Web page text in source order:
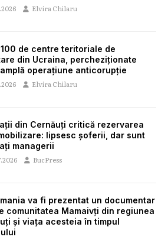
Elvira Chilaru
100 de centre teritoriale de
din Ucraina, percheziționate
operațiune anticorupție
Elvira Chilaru
din Cernăuți critică rezervarea
lipsesc șoferii, dar sunt
managerii
BucPress
va fi prezentat un documentar
comunitatea Mamaivți din regiunea
și viața acesteia în timpul